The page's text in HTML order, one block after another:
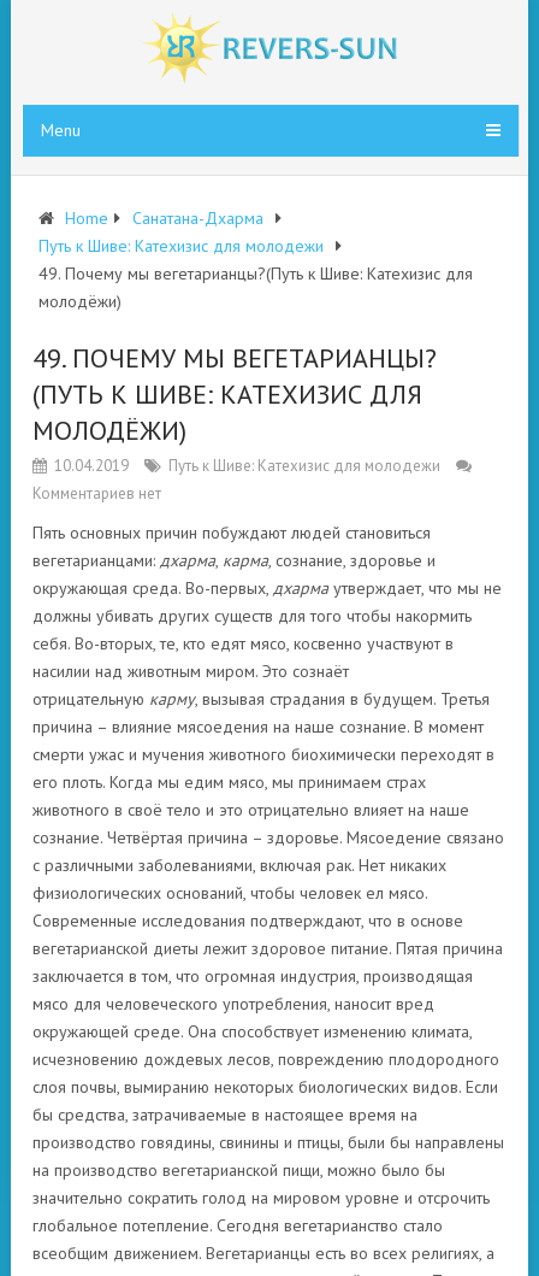
Menu
Home
Санатана-Дхарма
Путь к Шиве: Катехизис для молодежи
49. Почему мы вегетарианцы?(Путь к Шиве: Катехизис для
молодёжи)
49. ПОЧЕМУ МЫ ВЕГЕТАРИАНЦЫ?
(ПУТЬ К ШИВЕ: КАТЕХИЗИС ДЛЯ
МОЛОДЁЖИ)
10.04.2019
Путь к Шиве: Катехизис для молодежи
Комментариев нет
Пять основных причин побуждают людей становиться
вегетарианцами: дхарма, карма, сознание, здоровье и
окружающая среда. Во-первых, дхармаутверждает, что мы не
должны убивать других существ для того чтобы накормить
себя. Во-вторых, те, кто едят мясо, косвенно участвуют в
насилии над животным миром. Это сознаёт
отрицательную карму, вызывая страдания в будущем. Третья
причина – влияние мясоедения на наше сознание. В момент
смерти ужас и мучения животного биохимически переходят в
его плоть. Когда мы едим мясо, мы принимаем страх
животного в своё тело и это отрицательно влияет на наше
сознание. Четвёртая причина – здоровье. Мясоедение связано
с различными заболеваниями, включая рак. Нет никаких
физиологических оснований, чтобы человек ел мясо.
Современные исследования подтверждают, что в основе
вегетарианской диеты лежит здоровое питание. Пятая причина
заключается в том, что огромная индустрия, производящая
мясо для человеческого употребления, наносит вред
окружающей среде. Она способствует изменению климата,
исчезновению дождевых лесов, повреждению плодородного
слоя почвы, вымиранию некоторых биологических видов. Если
бы средства, затрачиваемые в настоящее время на
производство говядины, свинины и птицы, были бы направлены
на производство вегетарианской пищи, можно было бы
значительно сократить голод на мировом уровне и отсрочить
глобальное потепление. Сегодня вегетарианство стало
всеобщим движением. Вегетарианцы есть во всех религиях, а